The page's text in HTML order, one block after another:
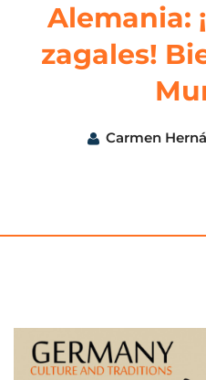
Alemania:
zagales!
Carmen